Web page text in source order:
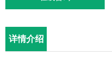
详情介绍